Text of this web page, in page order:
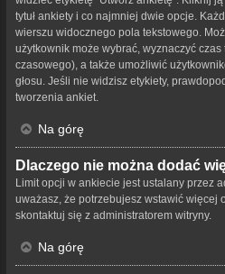
tytuł ankiety i co najmniej dwie opcje.
wierszu widocznego pola tekstowego.
użytkownik może wybrać, wyznaczyć
czasowego), a także umożliwić
głosu. Jeśli nie widzisz etykiety,
tworzenia ankiet.
Na górę
Dlaczego nie można dodać
Limit opcji w ankiecie jest ustalany przez
uważasz, że potrzebujesz wstawić więcej
skontaktuj się z administratorem witryny.
Na górę